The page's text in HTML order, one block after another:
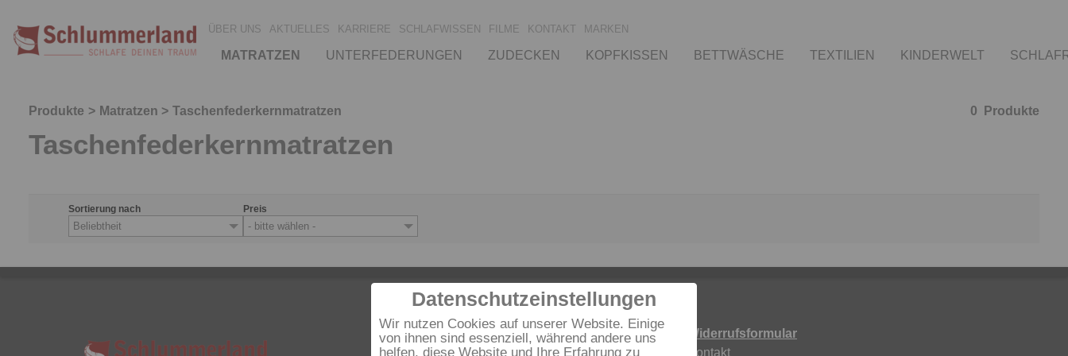
Datenschutzeinstellungen
Wir nutzen Cookies auf unserer Website. Einige
von ihnen sind essenziell, während andere uns
helfen, diese Website und Ihre Erfahrung zu
ÜBER UNS AKTUELLES KARRIERE SCHLAFWISSEN FILME KONTAKT MARKEN
MATRATZEN UNTERFEDERUNGEN ZUDECKEN KOPFKISSEN BETTWÄSCHE TEXTILIEN KINDERWELT
Produkte Matratzen Taschenfederkernmatratzen 0 Produkte
Taschenfederkernmatratzen
Sortierung nach
Beliebtheit
Preis
- bitte wählen -
Öffnungszeiten:
Widerrufsformular
Kontakt